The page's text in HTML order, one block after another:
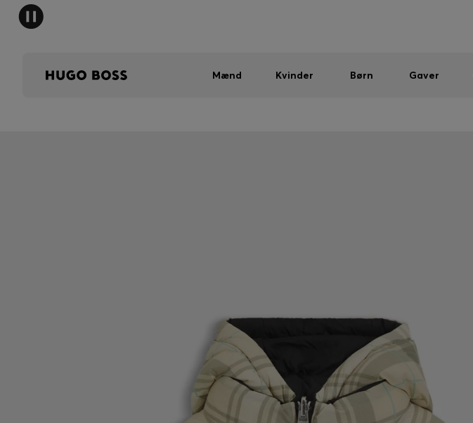
Mænd Kvinder Børn Gaver